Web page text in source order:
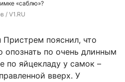
«саблю»?
/ V1.RU
пояснил, что
опознать по очень длинным
по яйцекладу у самок –
вверх. У